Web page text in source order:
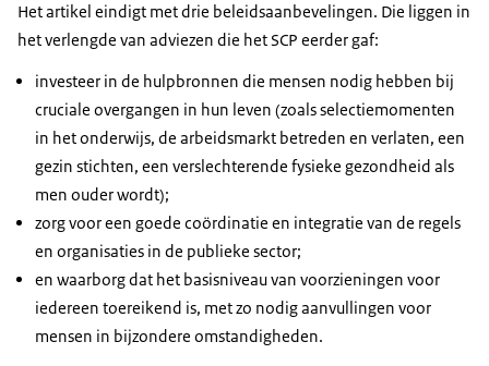
Het artikel eindigt met drie beleidsaanbevelingen. Die liggen in
het verlengde van adviezen die het SCP eerder gaf:
investeer in de hulpbronnen die mensen nodig hebben bij
cruciale overgangen in hun leven (zoals selectiemomenten
in het onderwijs, de arbeidsmarkt betreden en verlaten, een
gezin stichten, een verslechterende fysieke gezondheid als
men ouder wordt);
zorg voor een goede coördinatie en integratie van de regels
en organisaties in de publieke sector;
en waarborg dat het basisniveau van voorzieningen voor
iedereen toereikend is, met zo nodig aanvullingen voor
mensen in bijzondere omstandigheden.